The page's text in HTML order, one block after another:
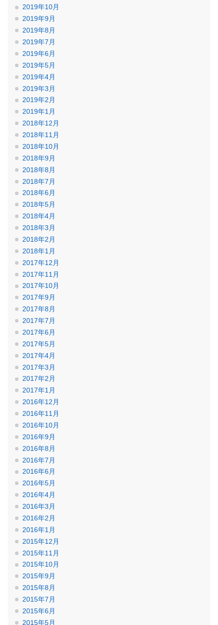
2019年10月
2019年9月
2019年8月
2019年7月
2019年6月
2019年5月
2019年4月
2019年3月
2019年2月
2019年1月
2018年12月
2018年11月
2018年10月
2018年9月
2018年8月
2018年7月
2018年6月
2018年5月
2018年4月
2018年3月
2018年2月
2018年1月
2017年12月
2017年11月
2017年10月
2017年9月
2017年8月
2017年7月
2017年6月
2017年5月
2017年4月
2017年3月
2017年2月
2017年1月
2016年12月
2016年11月
2016年10月
2016年9月
2016年8月
2016年7月
2016年6月
2016年5月
2016年4月
2016年3月
2016年2月
2016年1月
2015年12月
2015年11月
2015年10月
2015年9月
2015年8月
2015年7月
2015年6月
2015年5月